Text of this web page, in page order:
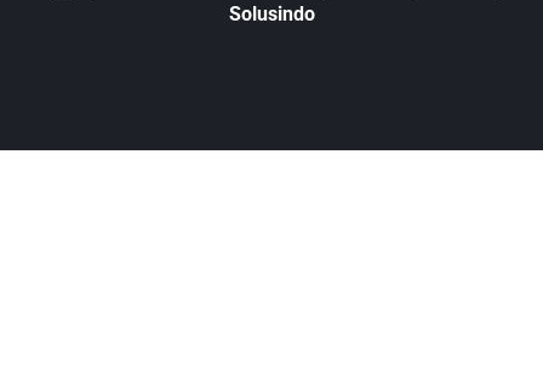
Solusindo